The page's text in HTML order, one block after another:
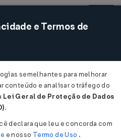
Acessar
e Termos de
semelhantes para melhorar
conteúdo e analisar o tráfego do
Lei Geral de Proteção de Dados
.
declara que leu e concorda com
e nosso Termo de Uso .